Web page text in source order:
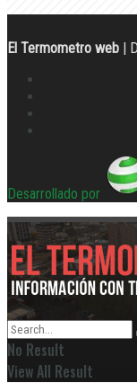
El Termometro web |
Desarrollado por
No Result
View All Result